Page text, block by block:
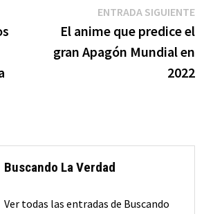
ENTRADA SIGUIENTE
El anime que predice el
gran Apagón Mundial en
2022
Buscando La Verdad
Ver todas las entradas de Buscando